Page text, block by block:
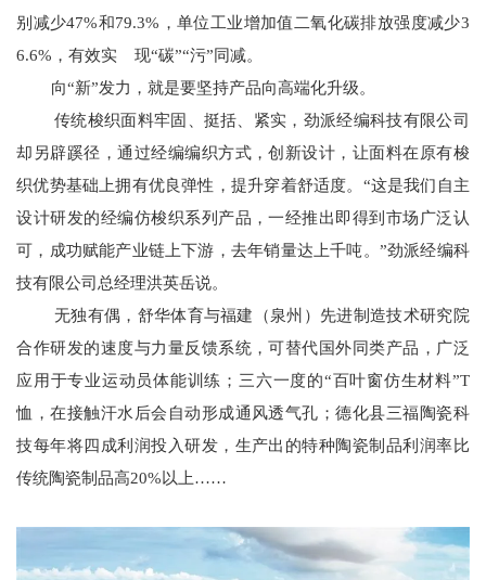
别减少47%和79.3%，单位工业增加值二氧化碳排放强度减少3
6.6%，有效实 现“碳”“污”同减。
向“新”发力，就是要坚持产品向高端化升级。
传统梭织面料牢固、挺括、紧实，劲派经编科技有限公司
却另辟蹊径，通过经编编织方式，创新设计，让面料在原有梭
织优势基础上拥有优良弹性，提升穿着舒适度。“这是我们自主
设计研发的经编仿梭织系列产品，一经推出即得到市场广泛认
可，成功赋能产业链上下游，去年销量达上千吨。”劲派经编科
技有限公司总经理洪英岳说。
无独有偶，舒华体育与福建（泉州）先进制造技术研究院
合作研发的速度与力量反馈系统，可替代国外同类产品，广泛
应用于专业运动员体能训练；三六一度的“百叶窗仿生材料”T
恤，在接触汗水后会自动形成通风透气孔；德化县三福陶瓷科
技每年将四成利润投入研发，生产出的特种陶瓷制品利润率比
传统陶瓷制品高20%以上……